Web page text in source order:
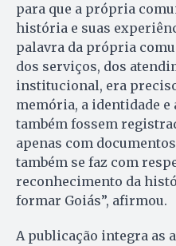
para que a própria
história e suas
palavra da própria
dos serviços, dos
institucional, era
memória, a identidade e
também fossem
apenas com
também se faz com
reconhecimento da
formar Goiás”, afirmou.
A publicação integra as